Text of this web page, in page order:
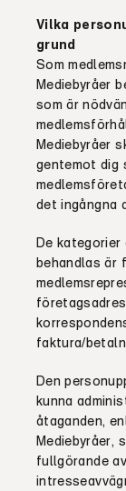
Vilka
grund
Som
Mediebyråer
som är
Mediebyråer
gentemot dig
detingångna
De kategorier
behandlas är
faktura/
Den
kunna
åtaganden,
Mediebyråer,
fullgörande